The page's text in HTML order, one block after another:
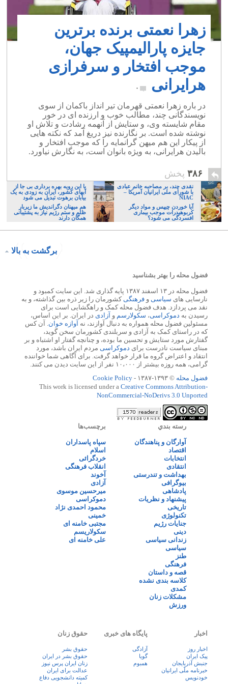
زهرا نعمتی برنده برترین
جایزه پارالیمپیک جهان،
موجب افتخار و سرفرازی
هرایرانی
۰
در باره زهرا نعمتی قهرمان تیر انداز باکمان از سوی
نویسندگانی چند، مطالب خوب و ارزنده ای در خور
مقام شایسته وی، و ستایش از آنهمه رشادت و تلاش او
نوشته شده است. بر نگارنده نیز دریغ آمد که نکته هایی
از پیکار این هم میهن گرانمایه را که موجب افتخار و
بالیدن هرایرانی، به ویژه بانوان است، به نگارش نیاورد.
۳۸۶ پخش
نقدی چند، بر مصاحبه خانم عبادی
با شورای ملی ایرانیان آمریکا –
NIAC
با این رویه بهره برداری بی جا از
آبهای کشور، ایران به زودی به یک
بیابان برهوت تبدیل می شود
آیا خوردن چیپس و مواد دیگر
کربوهیدرات موجب بیماری
افسردگی می شود؟
هم میهنان دگراندیش ما زیربار
ظلم و ستم رژیم نیاز به پشتیبانی
همگان دارند
برگشت به بالا
فضول محله را بهتر بشناسید
فضول محله در ۱۳ اسفند ۱۳۸۷ پایه گذاری شد. این سایت کمبود و
نارسایی های سیاسی و فرهنگی کشورمان را زیر ذره بین گذاشته، و به
نقد می پردازد. هدف فضول محله کمک و راهگشایی است برای
رسیدن به دموکراسی، سکولارسم و آزادی در ایران. بر این اساس،
مسئولین فضول محله همواره به دنبال آوازند، نه آوازه خوان . آن کس
که در راستای کمک به آزادی و سربلندی کشورمان سخن گوید،
گفتارش مورد ستایش و تحسین ما بوده، و چنانچه گفتار او اشتباه و بر
مبنای سیاست نادرست برای دموکراسی مردم ایران باشد، مورد
انتقاد و اعتراض گروه ما قرار خواهد گرفت. برای آگاهی شما خواننده
گرامی، همه روزه بیشتر از ۱۰،۰۰۰ نفر از این سایت دیدن می کنند.
فضول محله © ۱۳۹۳-۱۳۸۷ -
Cookie Policy
This work is licensed under a Creative Commons Attribution-
NonCommercial-NoDerivs 3.0 Unported
رسته بندي
آوارگان و پناهندگان
اقتصاد
انتخابات
انتقادی
بهداشت و تندرستی
بیوگرافی
پادشاهی
پیشنهاد و نظریات
تاریخی
تکنولوژی
جنایات رژیم
دینی
زندانی سیاسی
سیاسی
طنز
فرهنگی
قصه و داستان
کلاسه بندی نشده
کمدی
مشکلات زنان
ورزش
برچسب‌ها
سپاه پاسداران
اسلام
خردگرائی
انقلاب فرهنگی
آخوند
آزادی
میرحسین موسوی
دموکراسی
محمود احمدی نژاد
خمینی
مجتبی خامنه ای
سکولاریسم
علی خامنه ای
اخبار
اخبار روز
پيک ايران
جنبش آذربایجان
خبرنامه ملّی ایرانیان
خودنویس
پایگاه های خبری
آزادگی
گویا
همبوم
حقوق زنان
حقوق بشر
حقوق بشر در ایران
زنان ايران پرس نيوز
عدالت برای ایران
کمیته دانشجویی دفاع